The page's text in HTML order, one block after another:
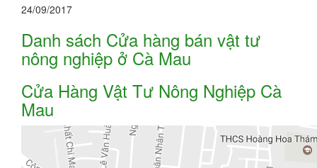
24/09/2017
Danh sách Cửa hàng bán vật tư
nông nghiệp ở Cà Mau
Cửa Hàng Vật Tư Nông Nghiệp Cà
Mau